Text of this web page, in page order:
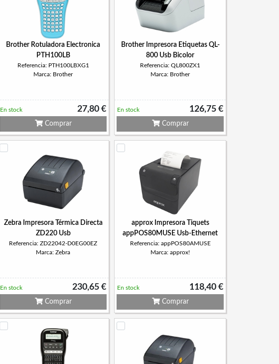
Brother Rotuladora Electronica
PTH100LB
Referencia: PTH100LBXG1
Marca: Brother
27,80 €
En stock
Comprar
Brother Impresora Etiquetas QL-
800 Usb Bicolor
Referencia: QL800ZX1
Marca: Brother
126,75 €
En stock
Comprar
Zebra Impresora Térmica Directa
ZD220 Usb
Referencia: ZD22042-D0EG00EZ
Marca: Zebra
230,65 €
En stock
Comprar
approx Impresora Tiquets
appPOS80MUSE Usb-Ethernet
Referencia: appPOS80AMUSE
Marca: approx!
118,40 €
En stock
Comprar